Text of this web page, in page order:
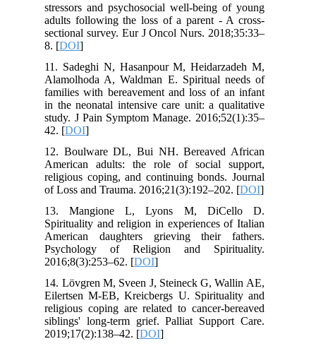
stressors and psychosocial well-being of young
adults following the loss of a parent - A cross-
sectional survey. Eur J Oncol Nurs. 2018;35:33–
8. [DOI
11. Sadeghi N, Hasanpour M, Heidarzadeh M,
Alamolhoda A, Waldman E. Spiritual needs of
families with bereavement and loss of an infant
in the neonatal intensive care unit: a qualitative
study. J Pain Symptom Manage. 2016;52(1):35–
42. [DOI
12. Boulware DL, Bui NH. Bereaved African
American adults: the role of social support,
religious coping, and continuing bonds. Journal
of Loss and Trauma. 2016;21(3):192–202. [DOI
13. Mangione L, Lyons M, DiCello D.
Spirituality and religion in experiences of Italian
American daughters grieving their fathers.
Psychology of Religion and Spirituality.
2016;8(3):253–62. [DOI
14. Lövgren M, Sveen J, Steineck G, Wallin AE,
Eilertsen M-EB, Kreicbergs U. Spirituality and
religious coping are related to cancer-bereaved
siblings' long-term grief. Palliat Support Care.
2019;17(2):138–42. [DOI